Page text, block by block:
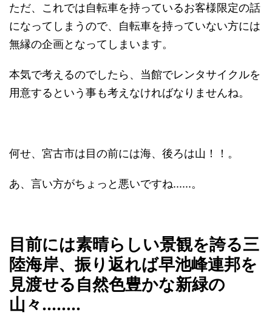
ただ、これでは自転車を持っているお客様限定の話
になってしまうので、自転車を持っていない方には
無縁の企画となってしまいます。
本気で考えるのでしたら、当館でレンタサイクルを
用意するという事も考えなければなりませんね。
何せ、宮古市は目の前には海、後ろは山！！。
あ、言い方がちょっと悪いですね......。
目前には素晴らしい景観を誇る三
陸海岸、振り返れば早池峰連邦を
見渡せる自然色豊かな新緑の
山々........